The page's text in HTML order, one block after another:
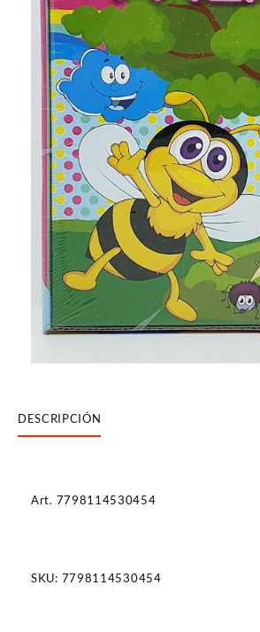
DESCRIPCIÓN
Art. 7798114530454
SKU: 7798114530454